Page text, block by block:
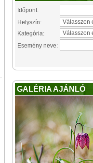
Időpont:
Helyszín:
Kategória:
Esemény neve:
GALÉRIA AJÁNLÓ